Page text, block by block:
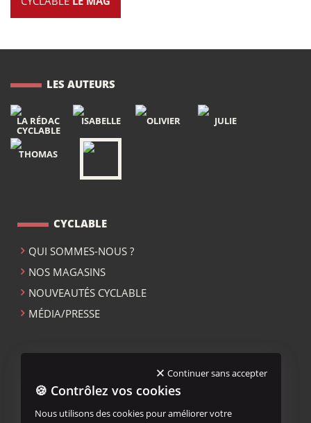
LES AUTEURS
LA RÉDAC
CYCLABLE
ISABELLE OLIVIER JULIE
THOMAS
CYCLABLE
QUI SOMMES-NOUS ?
NOS MAGASINS
NOUVEAUTÉS CYCLABLE
MÉDIA/PRESSE
MENTIONS LÉGALES
Continuer sans accepter
🍪 Contrôlez vos cookies
Nous utilisons des cookies pour améliorer votre